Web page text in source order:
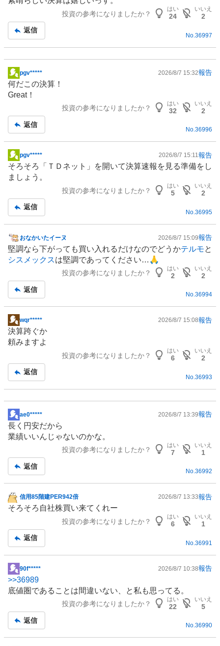
板
投資の参考になりましたか？
はい
24
いいえ
2
返信
No. 36997
掲
示
板
pgv***** 2026/8/7 15:32報告
何だこの決算！
Great！
投資の参考になりましたか？
はい
32
いいえ
2
返信
No.36996
掲
示
板
pgv***** 2026/8/7 15:11報告
そろそろ「ＴＤネット」を開いて決算速報を見る準備をし
ましょう。
投資の参考になりましたか？
はい
5
いいえ
2
返信
No. 36995
掲
示
板
おなかいたイーヌ 2026/8/7 15:09報告
堅調なら下がっても買い入れるだけなのでどうかテルモと
シスメックスは堅調であってください…🙏
投資の参考になりましたか？
はい
2
いいえ
2
返信
No.36994
掲
示
板
wqr***** 2026/8/7 15:08報告
決算跨ぐか
頼みますよ
投資の参考になりましたか？
はい
6
いいえ
2
返信
No. 36993
掲
示
板
ae0***** 2026/8/7 13:39報告
長く円安だから
業績いいんじゃないのかな。
投資の参考になりましたか？
はい
7
いいえ
1
返信
No.36992
掲
示
事
信用85階建PER942倍 2026/8/7 13:33報告
そろそろ自社株買い来てくれー
投資の参考になりましたか？
はい
6
いいえ
1
返信
No. 36991
掲
示
板
90f***** 2026/8/7 10:38報告
>>36989
底値圏であることは間違いない、と私も思ってる。
投資の参考になりましたか？
はい
22
いいえ
5
返信
No.36990